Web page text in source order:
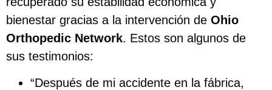
bienestar gracias a la intervención de Ohio
Orthopedic Network. Estos son algunos de
sus testimonios:
“Después de mi accidente en la fábrica,